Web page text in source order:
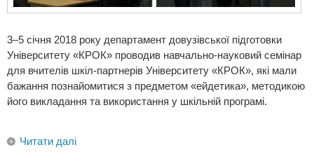
3–5 січня 2018 року департамент довузівської підготовки
Університету «КРОК» проводив навчально-науковий семінар
для вчителів шкіл-партнерів Університету «КРОК», які мали
бажання познайомитися з предметом «ейдетика», методикою
його викладання та використання у шкільній програмі.
Читати далі